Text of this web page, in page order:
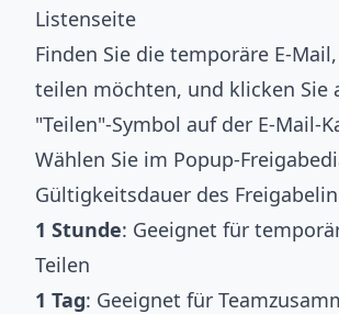
Listenseite
Finden Sie die temporäre E-
teilen möchten, und klicken Sie
"Teilen"-Symbol auf der E-Mail-
Wählen Sie im Popup-
Gültigkeitsdauer des
1 Stunde: Geeignet für
Teilen
1 Tag: Geeignet für